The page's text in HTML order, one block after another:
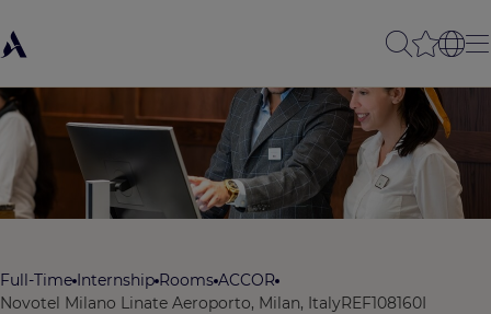
Full-Time Internship Rooms ACCOR
Novotel Milano Linate Aeroporto, Milan, ItalyREF108160I